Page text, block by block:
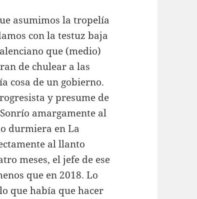
asumimos la tropelía
con la testuz baja
que (medio)
de chulear a las
cosa de un gobierno.
y presume de
amargamente al
durmiera en La
al llanto
meses, el jefe de ese
que en 2018. Lo
que había que hacer